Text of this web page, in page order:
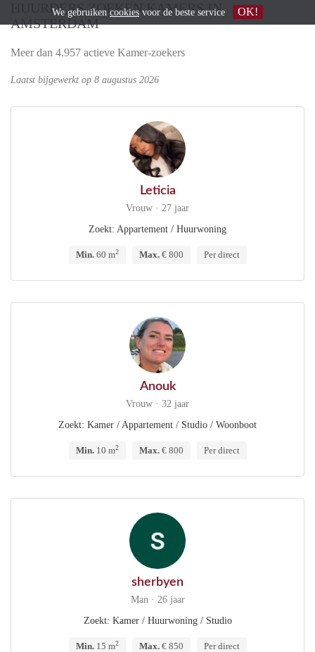
HUURDERS ZOEKEN KAMERS IN
AMSTERDAM
Meer dan 4.957 actieve Kamer-zoekers
Laatst bijgewerkt op 8 augustus 2026
Leticia
Vrouw · 27 jaar
Zoekt: Appartement / Huurwoning
Min.60 m2 Max.€ 800 Per direct
Anouk
Vrouw · 32 jaar
Zoekt: Kamer / Appartement / Studio / Woonboot
Min.10 m2 Max.€ 800 Per direct
sherbyen
Man · 26 jaar
Zoekt: Kamer / Huurwoning / Studio
Min.15 m2 Max.€ 850 Per direct
We gebruiken cookies voor de beste service OK!